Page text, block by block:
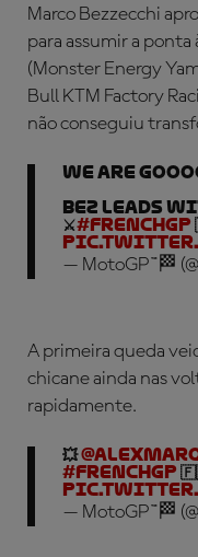
Marco Bezzecchi
para assumir a
(Monster Energy
Bull KTM Factory
não conseguiu
WE ARE
BEZ LEADS
⚔️#FrenchGP
— MotoGP™🏁
A primeira queda
chicane ainda nas
rapidamente.
💥
#FrenchGP
— MotoGP™🏁